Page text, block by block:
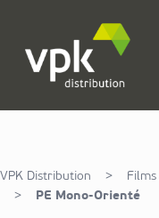
VPK Distribution >
>
PE Mono-Orienté